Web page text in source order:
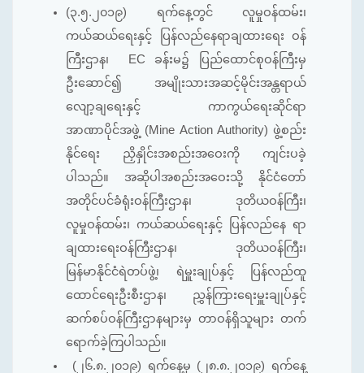
(၃.၅.၂၀၁၉) ရက်နေ့တွင် လူမှုဝန်ထမ်း၊
ကယ်ဆယ်ရေးနှင့် ပြန်လည်နေရာချထားရေး ဝန်
ကြီးဌာန၊ EC ခန်းမ၌ ပြည်ထောင်စုဝန်ကြီးမှ
ဦးဆောင်၍ အမျိုးသားအဆင့်မိုင်းအန္တရာယ်
လျော့ချရေးနှင့် ကာကွယ်ရေးဆိုင်ရာ
အာဏာပိုင်အဖွဲ့ (Mine Action Authority) ဖွဲ့စည်း
နိုင်ရေး ညှိနှိုင်းအစည်းအဝေးကို ကျင်းပခဲ့
ပါသည်။ အဆိုပါအစည်းအဝေးသို့ နိုင်ငံတော်
အတိုင်ပင်ခံရုံးဝန်ကြီးဌာန၊ ဒုတိယဝန်ကြီး၊
လူမှုဝန်ထမ်း၊ ကယ်ဆယ်ရေးနှင့် ပြန်လည်နေ ရာ
ချထားရေးဝန်ကြီးဌာန၊ ဒုတိယဝန်ကြီး၊
မြန်မာနိုင်ငံရဲတပ်ဖွဲ့၊ ရဲမှူးချုပ်နှင့် ပြန်လည်ထူ
ထောင်ရေးဦးစီးဌာန၊ ညွှန်ကြားရေးမှူးချုပ်နှင့်
ဆက်စပ်ဝန်ကြီးဌာနများမှ တာဝန်ရှိသူများ တက်
ရောက်ခဲ့ကြပါသည်။
(၂၆.၈.၂၀၁၉) ရက်နေ့မှ (၂၈.၈.၂၀၁၉) ရက်နေ့